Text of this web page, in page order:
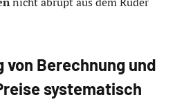
von Berechnung und
systematisch